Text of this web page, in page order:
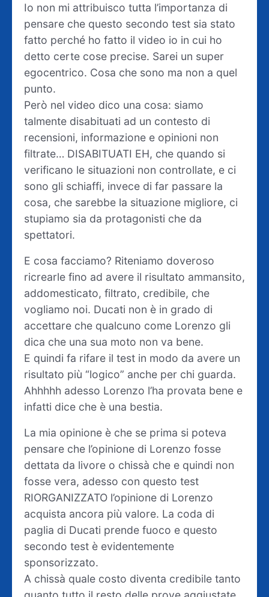
Io non mi attribuisco tutta l’importanza di
pensare che questo secondo test sia stato
fatto perché ho fatto il video io in cui ho
detto certe cose precise. Sarei un super
egocentrico. Cosa che sono ma non a quel
punto.
Però nel video dico una cosa: siamo
talmente disabituati ad un contesto di
recensioni, informazione e opinioni non
filtrate… DISABITUATI EH, che quando si
verificano le situazioni non controllate, e ci
sono gli schiaffi, invece di far passare la
cosa, che sarebbe la situazione migliore, ci
stupiamo sia da protagonisti che da
spettatori.
E cosa facciamo? Riteniamo doveroso
ricrearle fino ad avere il risultato ammansito,
addomesticato, filtrato, credibile, che
vogliamo noi. Ducati non è in grado di
accettare che qualcuno come Lorenzo gli
dica che una sua moto non va bene.
E quindi fa rifare il test in modo da avere un
risultato più “logico” anche per chi guarda.
Ahhhhh adesso Lorenzo l’ha provata bene e
infatti dice che è una bestia.
La mia opinione è che se prima si poteva
pensare che l’opinione di Lorenzo fosse
dettata da livore o chissà che e quindi non
fosse vera, adesso con questo test
RIORGANIZZATO l’opinione di Lorenzo
acquista ancora più valore. La coda di
paglia di Ducati prende fuoco e questo
secondo test è evidentemente
sponsorizzato.
A chissà quale costo diventa credibile tanto